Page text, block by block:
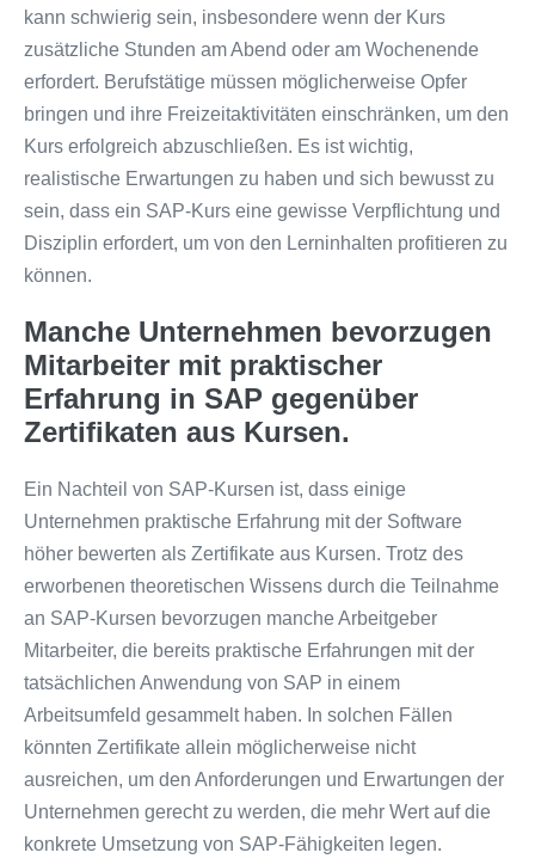
kann schwierig sein, insbesondere wenn der Kurs
zusätzliche Stunden am Abend oder am Wochenende
erfordert. Berufstätige müssen möglicherweise Opfer
bringen und ihre Freizeitaktivitäten einschränken, um den
Kurs erfolgreich abzuschließen. Es ist wichtig,
realistische Erwartungen zu haben und sich bewusst zu
sein, dass ein SAP-Kurs eine gewisse Verpflichtung und
Disziplin erfordert, um von den Lerninhalten profitieren zu
können.
Manche Unternehmen bevorzugen
Mitarbeiter mit praktischer
Erfahrung in SAP gegenüber
Zertifikaten aus Kursen.
Ein Nachteil von SAP-Kursen ist, dass einige
Unternehmen praktische Erfahrung mit der Software
höher bewerten als Zertifikate aus Kursen. Trotz des
erworbenen theoretischen Wissens durch die Teilnahme
an SAP-Kursen bevorzugen manche Arbeitgeber
Mitarbeiter, die bereits praktische Erfahrungen mit der
tatsächlichen Anwendung von SAP in einem
Arbeitsumfeld gesammelt haben. In solchen Fällen
könnten Zertifikate allein möglicherweise nicht
ausreichen, um den Anforderungen und Erwartungen der
Unternehmen gerecht zu werden, die mehr Wert auf die
konkrete Umsetzung von SAP-Fähigkeiten legen.